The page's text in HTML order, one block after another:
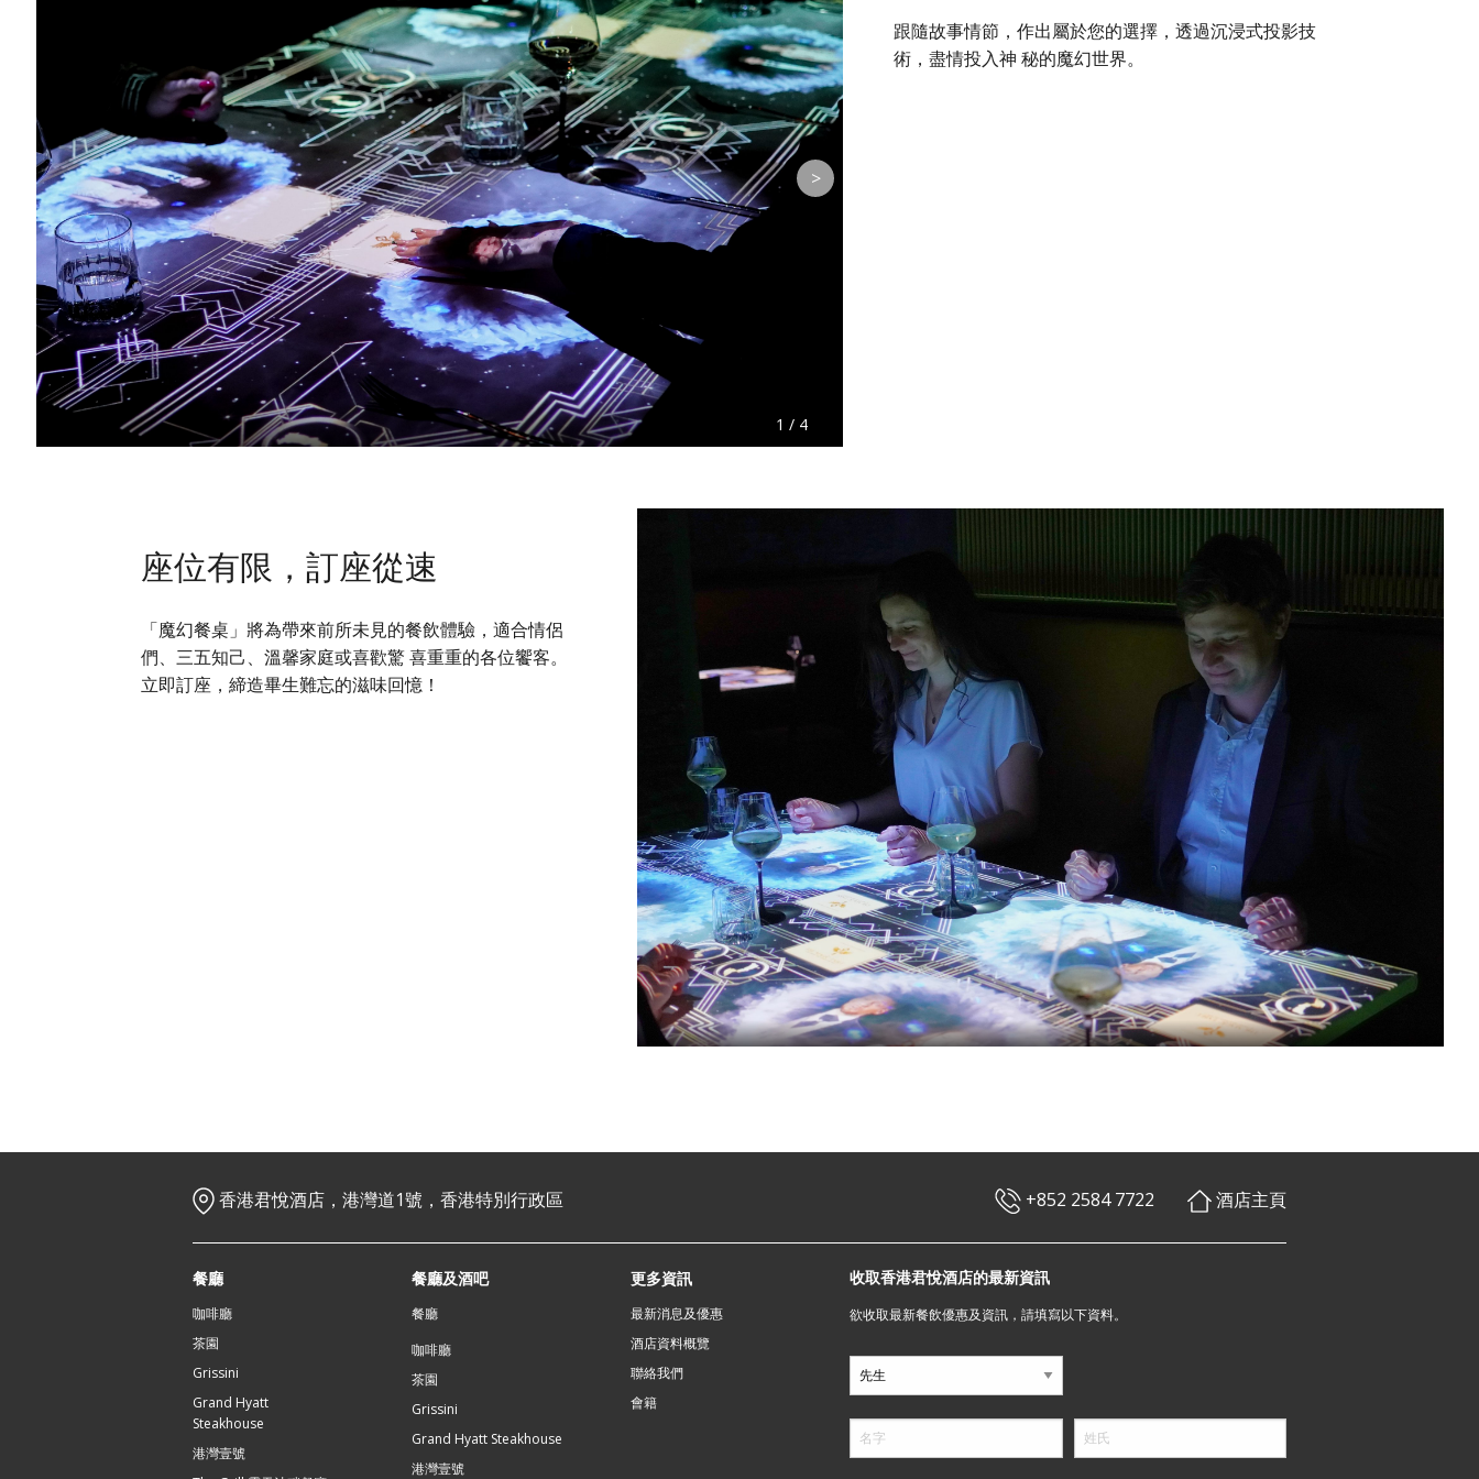
1 / 4
>
跟隨故事情節，作出屬於您的選擇，透過沉浸式投影技
術，盡情投入神 秘的魔幻世界。
座位有限，訂座從速
「魔幻餐桌」將為帶來前所未見的餐飲體驗，適合情侶
們、三五知己、溫馨家庭或喜歡驚 喜重重的各位饗客。
立即訂座，締造畢生難忘的滋味回憶！
香港君悅酒店，港灣道1號，香港特別行政區 +852 2584 7722 酒店主頁
餐廳
咖啡廳
茶園
Grissini
Grand Hyatt
Steakhouse
港灣壹號
餐廳及酒吧
餐廳
咖啡廳
茶園
Grissini
Grand Hyatt Steakhouse
港灣壹號
更多資訊
最新消息及優惠
酒店資料概覽
聯絡我們
會籍
收取香港君悅酒店的最新資訊
欲收取最新餐飲優惠及資訊，請填寫以下資料。